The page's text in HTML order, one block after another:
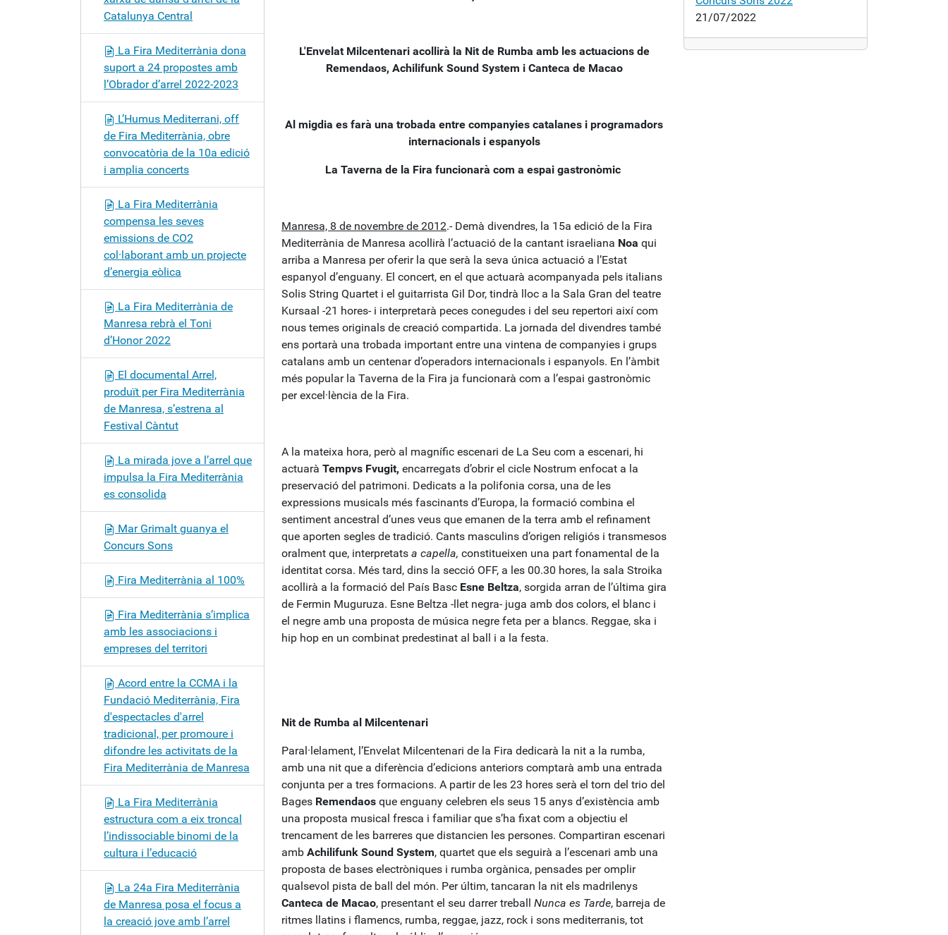
L'Envelat Milcentenari acollirà la Nit de Rumba amb les actuacions de
Remendaos, Achilifunk Sound System i Canteca de Macao
Al migdia es farà una trobada entre companyies catalanes i programadors
internacionals i espanyols
La Taverna de la Fira funcionarà com a espai gastronòmic
Manresa, 8 de novembre de 2012.- Demà divendres, la 15a edició de la Fira
Mediterrània de Manresa acollirà l’actuació de la cantant israeliana Noa qui
arriba a Manresa per oferir la que serà la seva única actuació a l’Estat
espanyol d’enguany. El concert, en el que actuarà acompanyada pels italians
Solis String Quartet i el guitarrista Gil Dor, tindrà lloc a la Sala Gran del teatre
Kursaal -21 hores- i interpretarà peces conegudes i del seu repertori així com
nous temes originals de creació compartida. La jornada del divendres també
ens portarà una trobada important entre una vintena de companyies i grups
catalans amb un centenar d’operadors internacionals i espanyols. En l’àmbit
més popular la Taverna de la Fira ja funcionarà com a l’espai gastronòmic
per excel·lència de la Fira.
A la mateixa hora, però al magnífic escenari de La Seu com a escenari, hi
actuarà Tempvs Fvugit, encarregats d’obrir el cicle Nostrum enfocat a la
preservació del patrimoni. Dedicats a la polifonia corsa, una de les
expressions musicals més fascinants d’Europa, la formació combina el
sentiment ancestral d’unes veus que emanen de la terra amb el refinament
que aporten segles de tradició. Cants masculins d’origen religiós i transmesos
oralment que, interpretats a capella, constitueixen una part fonamental de la
identitat corsa. Més tard, dins la secció OFF, a les 00.30 hores, la sala Stroika
acollirà a la formació del País Basc Esne Beltza, sorgida arran de l’última gira
de Fermin Muguruza. Esne Beltza -llet negra- juga amb dos colors, el blanc i
el negre amb una proposta de música negre feta per a blancs. Reggae, ska i
hip hop en un combinat predestinat al ball i a la festa.
Nit de Rumba al Milcentenari
Paral·lelament, l’Envelat Milcentenari de la Fira dedicarà la nit a la rumba,
amb una nit que a diferència d’edicions anteriors comptarà amb una entrada
conjunta per a tres formacions. A partir de les 23 hores serà el torn del trio del
Bages Remendaos que enguany celebren els seus 15 anys d’existència amb
una proposta musical fresca i familiar que s’ha fixat com a objectiu el
trencament de les barreres que distancien les persones. Compartiran escenari
amb Achilifunk Sound System, quartet que els seguirà a l’escenari amb una
proposta de bases electròniques i rumba orgànica, pensades per omplir
qualsevol pista de ball del món. Per últim, tancaran la nit els madrilenys
Canteca de Macao, presentant el seu darrer treball Nunca es Tarde, barreja de
ritmes llatins i flamencs, rumba, reggae, jazz, rock i sons mediterranis, tot
Catalunya Central
La Fira Mediterrània dona
suport a 24 propostes amb
l’Obrador d’arrel 2022-2023
L’Humus Mediterrani, off
de Fira Mediterrània, obre
convocatòria de la 10a edició
i amplia concerts
La Fira Mediterrània
compensa les seves
emissions de CO2
col·laborant amb un projecte
d’energia eòlica
La Fira Mediterrània de
Manresa rebrà el Toni
d’Honor 2022
El documental Arrel,
produït per Fira Mediterrània
de Manresa, s’estrena al
Festival Càntut
La mirada jove a l’arrel que
impulsa la Fira Mediterrània
es consolida
Mar Grimalt guanya el
Concurs Sons
Fira Mediterrània al 100%
Fira Mediterrània s’implica
amb les associacions i
empreses del territori
Acord entre la CCMA i la
Fundació Mediterrània, Fira
d'espectacles d'arrel
tradicional, per promoure i
difondre les activitats de la
Fira Mediterrània de Manresa
La Fira Mediterrània
estructura com a eix troncal
l’indissociable binomi de la
cultura i l’educació
La 24a Fira Mediterrània
de Manresa posa el focus a
la creació jove amb l’arrel
21/07/2022